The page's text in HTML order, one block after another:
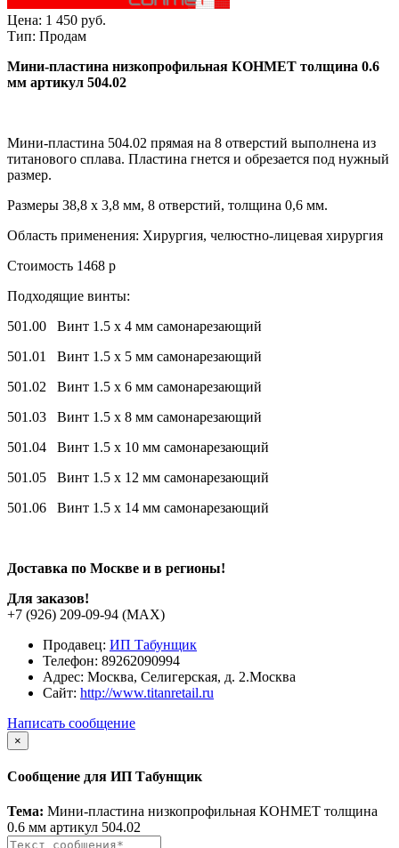
Цена: 1 450 руб.
Тип: Продам
Мини-пластина низкопрофильная КОНМЕТ толщина 0.6
мм артикул 504.02
Мини-пластина 504.02 прямая на 8 отверстий выполнена из
титанового сплава. Пластина гнется и обрезается под нужный
размер.
Размеры 38,8 х 3,8 мм, 8 отверстий, толщина 0,6 мм.
Область применения: Хирургия, челюстно-лицевая хирургия
Стоимость 1468 р
Подходящие винты:
501.00 Винт 1.5 х 4 мм самонарезающий
501.01 Винт 1.5 х 5 мм самонарезающий
501.02 Винт 1.5 х 6 мм самонарезающий
501.03 Винт 1.5 х 8 мм самонарезающий
501.04 Винт 1.5 х 10 мм самонарезающий
501.05 Винт 1.5 х 12 мм самонарезающий
501.06 Винт 1.5 х 14 мм самонарезающий
Доставка по Москве и в регионы!
Для заказов!
+7 (926) 209-09-94 (МАХ)
Продавец: ИП Табунщик
Телефон: 89262090994
Адрес: Москва, Селигерская, д. 2.Москва
Сайт: http://www.titanretail.ru
Написать сообщение
×
Сообщение для ИП Табунщик
Тема: Мини-пластина низкопрофильная КОНМЕТ толщина
0.6 мм артикул 504.02